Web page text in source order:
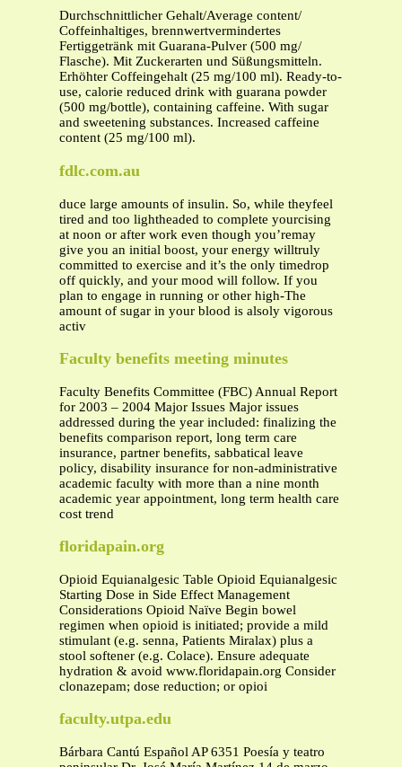
Durchschnittlicher Gehalt/Average content/
Coffeinhaltiges, brennwertvermindertes
Fertiggetränk mit Guarana-Pulver (500 mg/
Flasche). Mit Zuckerarten und Süßungsmitteln.
Erhöhter Coffeingehalt (25 mg/100 ml). Ready-to-
use, calorie reduced drink with guarana powder
(500 mg/bottle), containing caffeine. With sugar
and sweetening substances. Increased caffeine
content (25 mg/100 ml).
fdlc.com.au
duce large amounts of insulin. So, while theyfeel
tired and too lightheaded to complete yourcising
at noon or after work even though you’remay
give you an initial boost, your energy willtruly
committed to exercise and it’s the only timedrop
off quickly, and your mood will follow. If you
plan to engage in running or other high-The
amount of sugar in your blood is alsoly vigorous
activ
Faculty benefits meeting minutes
Faculty Benefits Committee (FBC) Annual Report
for 2003 – 2004 Major Issues Major issues
addressed during the year included: finalizing the
benefits comparison report, long term care
insurance, partner benefits, sabbatical leave
policy, disability insurance for non-administrative
academic faculty with more than a nine month
academic year appointment, long term health care
cost trend
floridapain.org
Opioid Equianalgesic Table Opioid Equianalgesic
Starting Dose in Side Effect Management
Considerations Opioid Naïve Begin bowel
regimen when opioid is initiated; provide a mild
stimulant (e.g. senna, Patients Miralax) plus a
stool softener (e.g. Colace). Ensure adequate
hydration & avoid www.floridapain.org Consider
clonazepam; dose reduction; or opioi
faculty.utpa.edu
Bárbara Cantú Español AP 6351 Poesía y teatro